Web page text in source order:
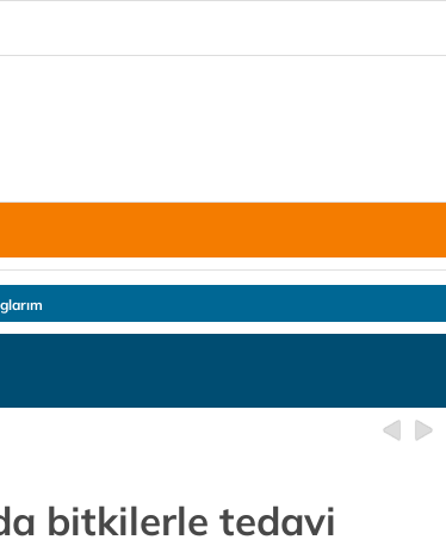
bitkilerle tedavi